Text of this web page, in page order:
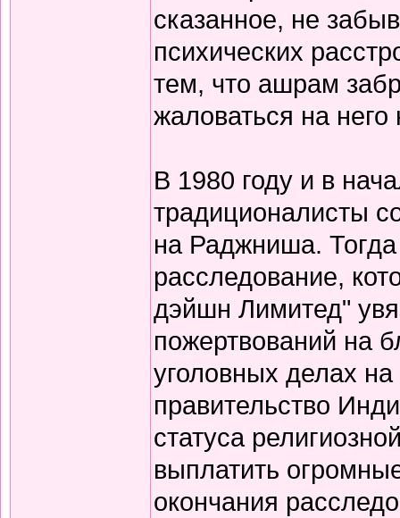
сказанное, не
психических
тем, что ашрам
жаловаться на
В 1980 году и в
традиционалисты
на Раджниша.
расследование,
дэйшн Лимитед"
пожертвований на
уголовных делах
правительство
статуса
выплатить
окончания